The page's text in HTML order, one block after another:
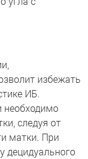
избежать
ИБ.
необходимо
следуя от
матки. При
децидуального